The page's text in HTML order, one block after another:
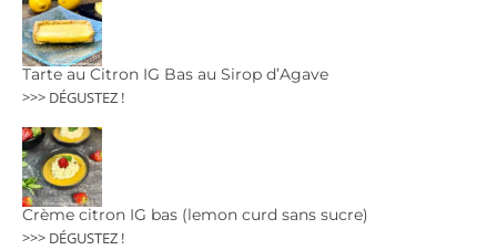
Tarte au Citron IG Bas au Sirop d’Agave
>>> DÉGUSTEZ !
Crème citron IG bas (lemon curd sans sucre)
>>> DÉGUSTEZ !